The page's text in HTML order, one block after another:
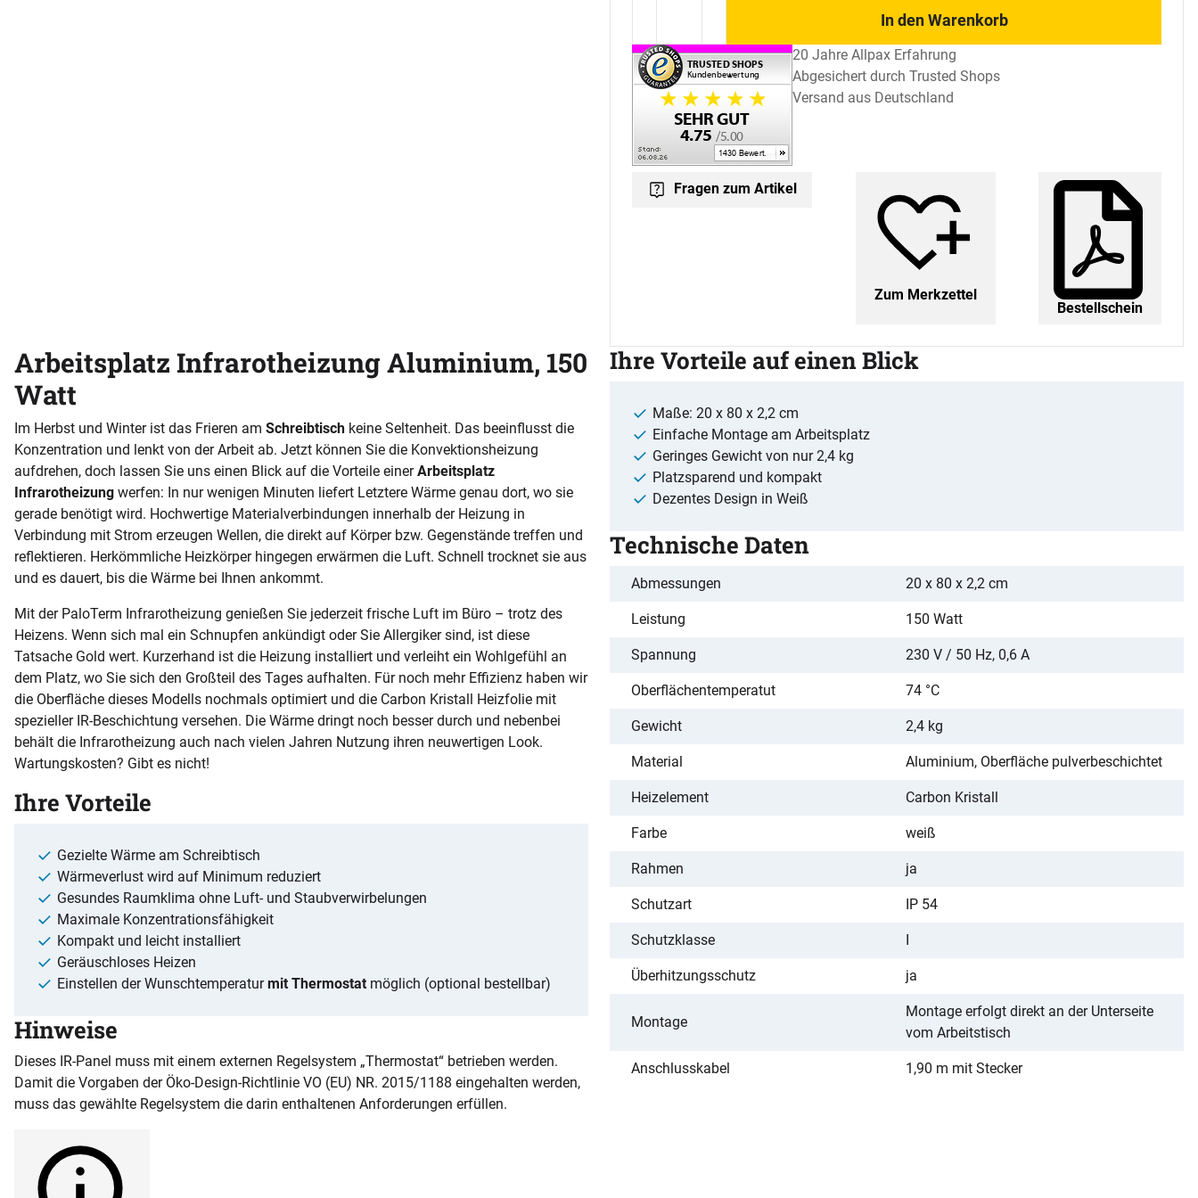
In den Warenkorb
20 Jahre Allpax Erfahrung
Abgesichert durch Trusted Shops
Versand aus Deutschland
Fragen zum Artikel
Zum Merkzettel
Bestellschein
Arbeitsplatz Infrarotheizung Aluminium, 150
Watt
Im Herbst und Winter ist das Frieren am Schreibtisch keine Seltenheit. Das beeinflusst die
Konzentration und lenkt von der Arbeit ab. Jetzt können Sie die Konvektionsheizung
aufdrehen, doch lassen Sie uns einen Blick auf die Vorteile einerArbeitsplatz
Infrarotheizung werfen: In nur wenigen Minuten liefert Letztere Wärme genau dort, wo sie
gerade benötigt wird. Hochwertige Materialverbindungen innerhalb der Heizung in
Verbindung mit Strom erzeugen Wellen, die direkt auf Körper bzw. Gegenstände treffen und
reflektieren. Herkömmliche Heizkörper hingegen erwärmen die Luft. Schnell trocknet sie aus
und es dauert, bis die Wärme bei Ihnen ankommt.
Mit der PaloTerm Infrarotheizung genießen Sie jederzeit frische Luft im Büro – trotz des
Heizens. Wenn sich mal ein Schnupfen ankündigt oder Sie Allergiker sind, ist diese
Tatsache Gold wert. Kurzerhand ist die Heizung installiert und verleiht ein Wohlgefühl an
dem Platz, wo Sie sich den Großteil des Tages aufhalten. Für noch mehr Effizienz haben wir
die Oberfläche dieses Modells nochmals optimiert und die Carbon Kristall Heizfolie mit
spezieller IR-Beschichtung versehen. Die Wärme dringt noch besser durch und nebenbei
behält die Infrarotheizung auch nach vielen Jahren Nutzung ihren neuwertigen Look.
Wartungskosten? Gibt es nicht!
Ihre Vorteile
Gezielte Wärme am Schreibtisch
Wärmeverlust wird auf Minimum reduziert
Gesundes Raumklima ohne Luft- und Staubverwirbelungen
Maximale Konzentrationsfähigkeit
Kompakt und leicht installiert
Geräuschloses Heizen
Einstellen der Wunschtemperaturmit Thermostat möglich (optional bestellbar)
Hinweise
Dieses IR-Panel muss mit einem externen Regelsystem „Thermostat“ betrieben werden.
Damit die Vorgaben der Öko-Design-Richtlinie VO (EU) NR. 2015/1188 eingehalten werden,
muss das gewählte Regelsystem die darin enthaltenen Anforderungen erfüllen.
Ihre Vorteile auf einen Blick
Maße: 20 x 80 x 2,2 cm
Einfache Montage am Arbeitsplatz
Geringes Gewicht von nur 2,4 kg
Platzsparend und kompakt
Dezentes Design in Weiß
Technische Daten
Abmessungen 20 x 80 x 2,2 cm
Leistung 150 Watt
Spannung 230 V / 50 Hz, 0,6 A
Oberflächentemperatut 74 °C
Gewicht 2,4 kg
Material Aluminium, Oberfläche pulverbeschichtet
Heizelement Carbon Kristall
Farbe weiß
Rahmen ja
Schutzart IP 54
Schutzklasse I
Überhitzungsschutz ja
Montage
Montage erfolgt direkt an der Unterseite
vom Arbeitstisch
Anschlusskabel 1,90 m mit Stecker